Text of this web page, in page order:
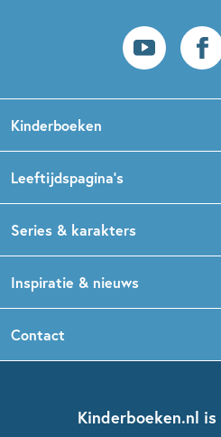
Kinderboeken
Prentenboeken
Babyboeken
Sprookjesboeken
Kinderboeken diversiteit
Leeftijdspagina’s
Boekentips 1,5 - 3 jaar
Boekentips 5 - 7 jaar
Series & karakters
Dog Man
Inspiratie & nieuws
Kinderjury
Contact
Kinderboeken.nl